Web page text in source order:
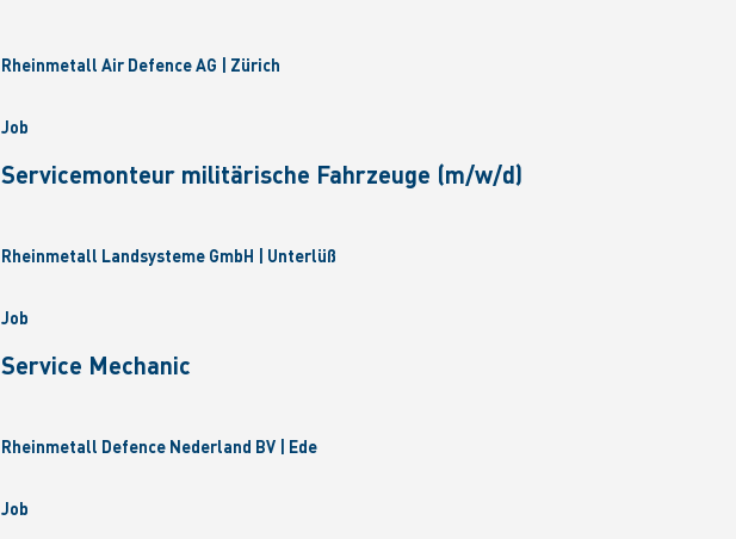
Rheinmetall Air Defence AG | Zürich
Job
Servicemonteur militärische Fahrzeuge (m/w/d)
Rheinmetall Landsysteme GmbH | Unterlüß
Job
Service Mechanic
Rheinmetall Defence Nederland BV | Ede
Job